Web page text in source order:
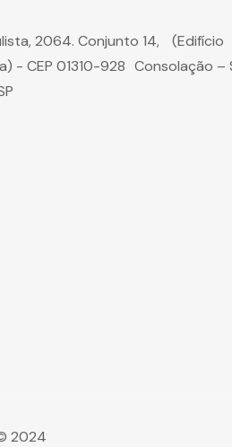
2064. Conjunto 14, (Edifício
- CEP 01310-928 Consolação –
2024